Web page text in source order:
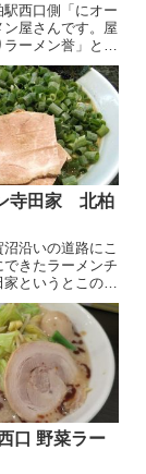
駅西口側「にオー
屋さんです。屋
ーメン誉」とい
系のラーメンが
は、最近ラーメ
いる柏駅西口か
戸方面へ。南口を
ですが、ここを
寺田家 北柏
沿いの道路にこ
きたラーメンチ
家というとこの付
いの白井にある
せんでしたが、最
と柏駅の西口に
６号沿いのお
問しているの
口 野菜ラー